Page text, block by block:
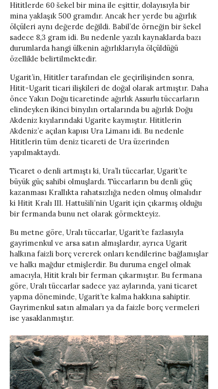
Hititlerde 60 šekel bir mina ile eşittir, dolayısıyla bir
mina yaklaşık 500 gramdır. Ancak her yerde bu ağırlık
ölçüleri aynı değerde değildi. Babil’de örneğin bir šekel
sadece 8,3 gram idi. Bu nedenle yazılı kaynaklarda bazı
durumlarda hangi ülkenin ağırlıklarıyla ölçüldüğü
özellikle belirtilmektedir.
Ugarit’in, Hititler tarafından ele geçirilişinden sonra,
Hitit-Ugarit ticari ilişkileri de doğal olarak artmıştır. Daha
önce Yakın Doğu ticaretinde ağırlık Assurlu tüccarların
elindeyken ikinci binyılın ortalarında bu ağırlık Doğu
Akdeniz kıyılarındaki Ugarite kaymıştır. Hititlerin
Akdeniz’e açılan kapısı Ura Limanı idi. Bu nedenle
Hititlerin tüm deniz ticareti de Ura üzerinden
yapılmaktaydı.
Ticaret o denli artmıştı ki, Ura’lı tüccarlar, Ugarit’te
büyük güç sahibi olmuşlardı. Tüccarların bu denli güç
kazanması Krallıkta rahatsızlığa neden olmuş olmalıdır
ki Hitit Kralı III. Hattušili’nin Ugarit için çıkarmış olduğu
bir fermanda bunu net olarak görmekteyiz.
Bu metne göre, Uralı tüccarlar, Ugarit’te fazlasıyla
gayrimenkul ve arsa satın almışlardır, ayrıca Ugarit
halkına faizli borç vererek onları kendilerine bağlamışlar
ve halkı mağdur etmişlerdir. Bu duruma engel olmak
amacıyla, Hitit kralı bir ferman çıkarmıştır. Bu fermana
göre, Uralı tüccarlar sadece yaz aylarında, yani ticaret
yapma döneminde, Ugarit’te kalma hakkına sahiptir.
Gayrimenkul satın almaları ya da faizle borç vermeleri
ise yasaklanmıştır.